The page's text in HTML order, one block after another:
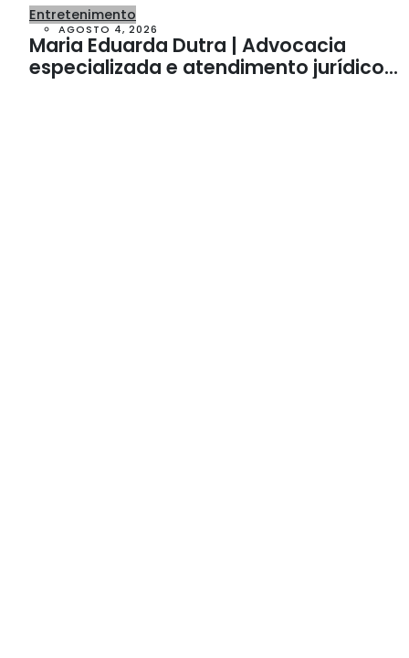
Entretenimento
AGOSTO 4, 2026
Maria Eduarda Dutra | Advocacia
especializada e atendimento jurídico